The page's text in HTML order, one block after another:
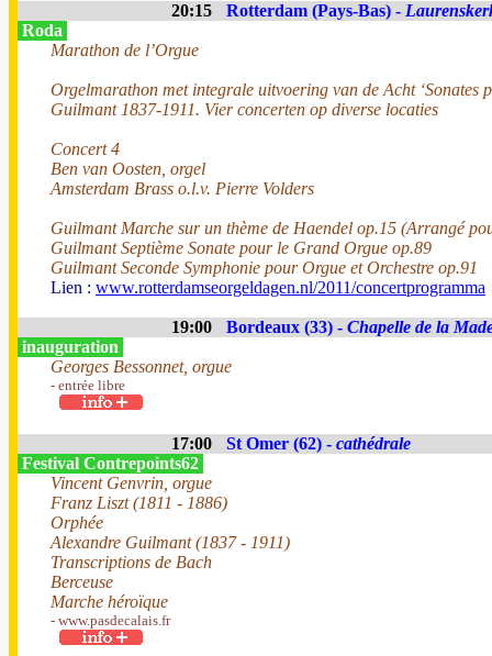
20:15 Rotterdam (Pays-Bas) -
Roda
Marathon de l’Orgue
Orgelmarathon met integrale uitvoering van de Acht ‘Sonates
Guilmant 1837-1911. Vier concerten op diverse locaties
Concert 4
Ben van Oosten, orgel
Amsterdam Brass o.l.v. Pierre Volders
Guilmant Marche sur un thème de Haendel op.15 (Arrangé
Guilmant Septième Sonate pour le Grand Orgue op.89
Guilmant Seconde Symphonie pour Orgue et Orchestre op.91
Lien : www.rotterdamseorgeldagen.nl/2011/concertprogramma
19:00 Bordeaux (33) - Chapelle de la
inauguration
Georges Bessonnet, orgue
- entrée libre
17:00 St Omer (62) - cathédrale
Festival Contrepoints62
Vincent Genvrin, orgue
Franz Liszt (1811 - 1886)
Orphée
Alexandre Guilmant (1837 - 1911)
Transcriptions de Bach
Berceuse
Marche héroïque
- www.pasdecalais.fr